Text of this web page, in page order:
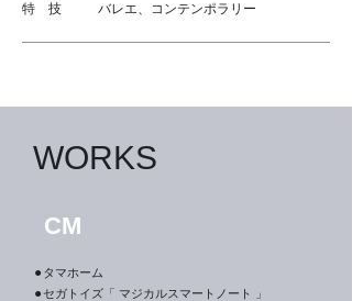
特 技 バレエ、コンテンポラリー
​WORKS
​CM
⚫︎タマホーム
⚫︎セガトイズ「 マジカルスマートノート 」